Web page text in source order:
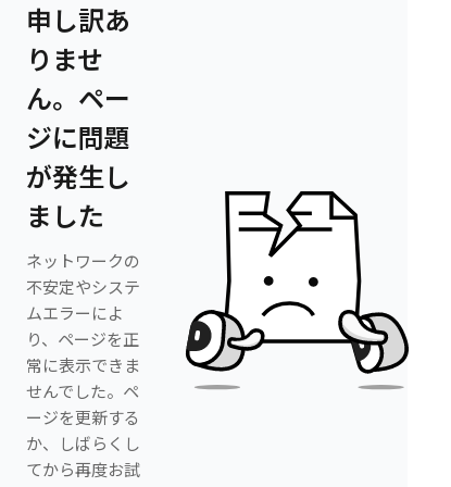
申し訳あ
りませ
ん。ペー
ジに問題
が発生し
ました
ネットワークの
不安定やシステ
ムエラーによ
り、ページを正
常に表示できま
せんでした。ペ
ージを更新する
か、しばらくし
てから再度お試